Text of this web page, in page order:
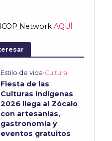
Network AQUÍ
Estilo de vida•Cultura
Fiesta de las
Culturas Indígenas
2026 llega al Zócalo
con artesanías,
gastronomía y
eventos gratuitos